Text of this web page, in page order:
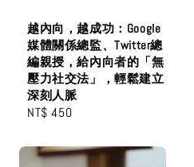
越內向，越成功：Google
媒體關係總監、Twitter總
編親授，給內向者的「無
壓力社交法」，輕鬆建立
深刻人脈
Regular
NT$ 450